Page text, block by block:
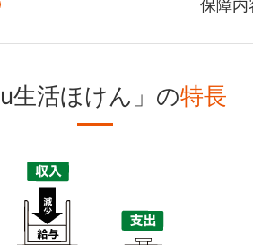
保障内
生活ほけん」の特長